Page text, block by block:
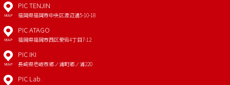
MAP
PIC TENJIN
福岡県福岡市中央区渡辺通5-10-18
MAP
PIC ATAGO
福岡県福岡市西区愛宕4丁目7-12
MAP
PIC IKI
長崎県壱岐市郷ノ浦町郷ノ浦220
PIC Lab.